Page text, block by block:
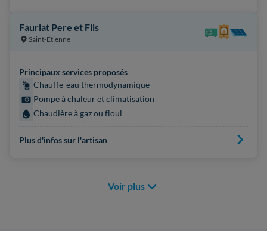
Fauriat Pere et Fils
Saint-Étienne
Principaux services proposés
Chauffe-eau thermodynamique
Pompe à chaleur et climatisation
Chaudière à gaz ou fioul
Plus d'infos sur l'artisan
Voir plus